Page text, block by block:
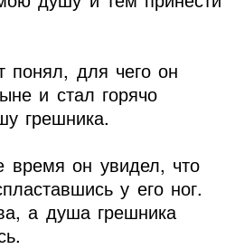
понял, для чего он
и стал горячо
грешника.
время он увидел, что
у его ног.
а душа грешника